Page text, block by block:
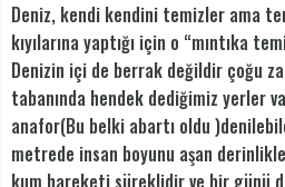
Deniz, kendi kendini temizler ama
kıyılarına yaptığı için o “mıntıka
Denizin içi de berrak değildir çoğu
tabanında hendek dediğimiz yerler
anafor(Bu belki abartı oldu
metrede insan boyunu aşan